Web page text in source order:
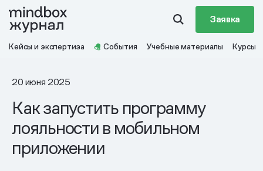
Заявка
Кейсы и экспертиза События Учебные материалы Курсы
20 июня 2025
Как запустить программу
лояльности в мобильном
приложении